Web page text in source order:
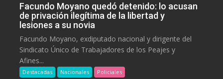
Facundo Moyano quedó detenido: lo acusan
de privación ilegítima de la libertad y
lesiones a su novia
Facundo Moyano, exdiputado nacional y dirigente del
Sindicato Único de Trabajadores de los Peajes y
Afines...
Destacadas Nacionales Policiales